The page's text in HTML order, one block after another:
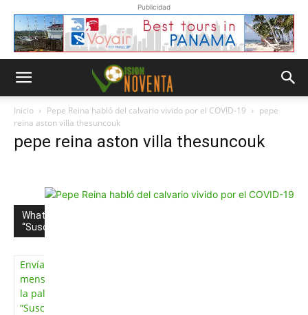
Publicidad
Inicio Pepe Reina habló del calvario vivido por el COVID-19
pepe
reina aston villa thesuncouk
pepe reina aston villa thesuncouk
Whatsapp
“Suscripción”
Envíanos un
mensaje con
la palabra
“Suscripción”